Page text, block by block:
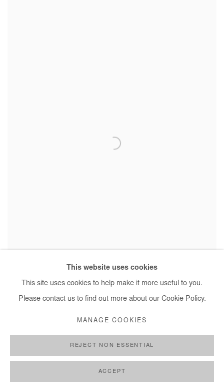
This website uses cookies
This site uses cookies to help make it more useful to you.
Please contact us to find out more about our Cookie Policy.
MANAGE COOKIES
REJECT NON ESSENTIAL
ACCEPT